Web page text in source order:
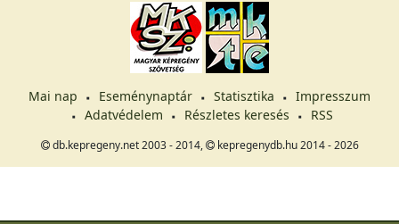
Mai nap Eseménynaptár Statisztika
Impresszum
Adatvédelem
Részletes keresés RSS
db.kepregeny.net 2003 - 2014, kepregenydb.hu 2014 - 2026